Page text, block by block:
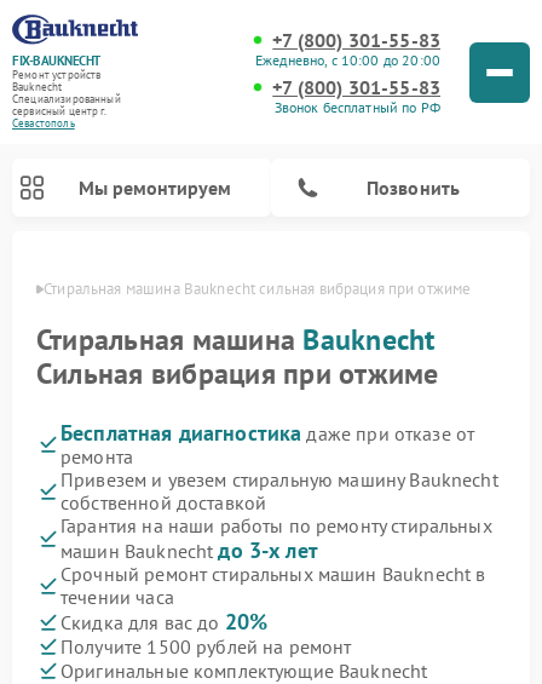
FIX-BAUKNECHT
Ремонт устройств
Bauknecht
Специализированный
cервисный центр г.
Севастополь
+7 (800) 301-55-83
Ежедневно, с 10:00 до 20:00
+7 (800) 301-55-83
Звонок бесплатный по РФ
Мы ремонтируем Позвонить
Стиральная машина Bauknecht сильная вибрация при отжиме
Стиральная машина Bauknecht
Сильная вибрация при отжиме
Бесплатная диагностика даже при отказе от
ремонта
Привезем и увезем стиральную машину Bauknecht
собственной доставкой
Гарантия на наши работы по ремонту стиральных
машин Bauknechtдо 3-х лет
Срочный ремонт стиральных машин Bauknecht в
течении часа
Скидка для вас до 20%
Получите 1500 рублей на ремонт
Оригинальные комплектующие Bauknecht